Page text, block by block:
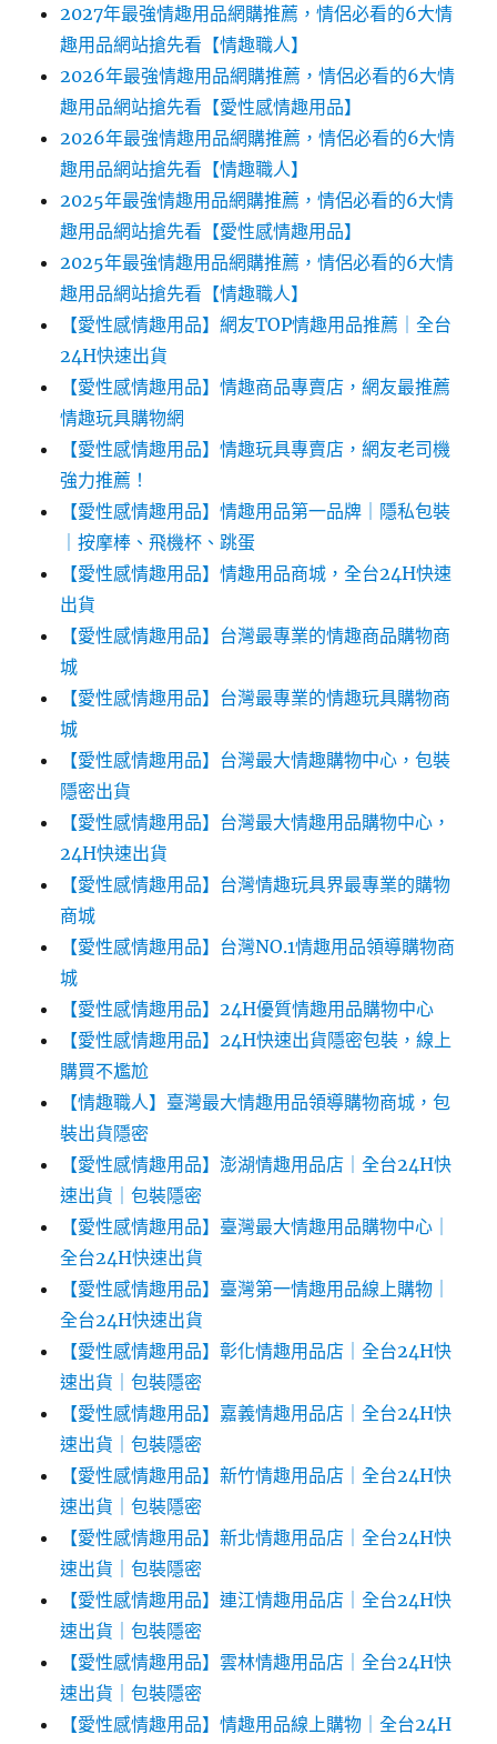
2027年最強情趣用品網購推薦，情侶必看的6大情
趣用品網站搶先看【情趣職人】
2026年最強情趣用品網購推薦，情侶必看的6大情
趣用品網站搶先看【愛性感情趣用品】
2026年最強情趣用品網購推薦，情侶必看的6大情
趣用品網站搶先看【情趣職人】
2025年最強情趣用品網購推薦，情侶必看的6大情
趣用品網站搶先看【愛性感情趣用品】
2025年最強情趣用品網購推薦，情侶必看的6大情
趣用品網站搶先看【情趣職人】
【愛性感情趣用品】網友TOP情趣用品推薦｜全台
24H快速出貨
【愛性感情趣用品】情趣商品專賣店，網友最推薦
情趣玩具購物網
【愛性感情趣用品】情趣玩具專賣店，網友老司機
強力推薦！
【愛性感情趣用品】情趣用品第一品牌｜隱私包裝
｜按摩棒、飛機杯、跳蛋
【愛性感情趣用品】情趣用品商城，全台24H快速
出貨
【愛性感情趣用品】台灣最專業的情趣商品購物商
城
【愛性感情趣用品】台灣最專業的情趣玩具購物商
城
【愛性感情趣用品】台灣最大情趣購物中心，包裝
隱密出貨
【愛性感情趣用品】台灣最大情趣用品購物中心，
24H快速出貨
【愛性感情趣用品】台灣情趣玩具界最專業的購物
商城
【愛性感情趣用品】台灣NO.1情趣用品領導購物商
城
【愛性感情趣用品】24H優質情趣用品購物中心
【愛性感情趣用品】24H快速出貨隱密包裝，線上
購買不尷尬‎‎
【情趣職人】臺灣最大情趣用品領導購物商城，包
裝出貨隱密
【愛性感情趣用品】澎湖情趣用品店｜全台24H快
速出貨｜包裝隱密
【愛性感情趣用品】臺灣最大情趣用品購物中心｜
全台24H快速出貨
【愛性感情趣用品】臺灣第一情趣用品線上購物｜
全台24H快速出貨
【愛性感情趣用品】彰化情趣用品店｜全台24H快
速出貨｜包裝隱密
【愛性感情趣用品】嘉義情趣用品店｜全台24H快
速出貨｜包裝隱密
【愛性感情趣用品】新竹情趣用品店｜全台24H快
速出貨｜包裝隱密
【愛性感情趣用品】新北情趣用品店｜全台24H快
速出貨｜包裝隱密
【愛性感情趣用品】連江情趣用品店｜全台24H快
速出貨｜包裝隱密
【愛性感情趣用品】雲林情趣用品店｜全台24H快
速出貨｜包裝隱密
【愛性感情趣用品】情趣用品線上購物｜全台24H